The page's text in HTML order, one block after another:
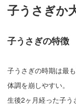
子うさぎか
子うさぎの特徴
子うさぎの時期は最
体調を崩しやすい。
生後2ヶ月経った子う